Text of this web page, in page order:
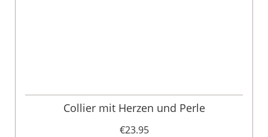
Collier mit Herzen und Perle
€23.95